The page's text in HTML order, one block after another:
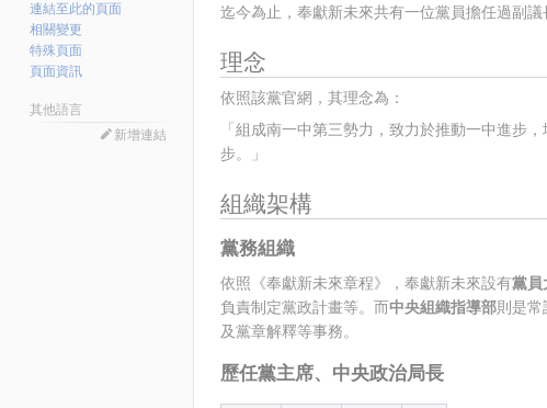
迄今為止，奉獻新未來共有一位黨員擔任過副議
理念
依照該黨官網，其理念為：
「組成南一中第三勢力，致力於推動一中進步
步。」
組織架構
黨務組織
依照《奉獻新未來章程》，奉獻新未來設有黨員
負責制定黨政計畫等。而中央組織指導部則是常
及黨章解釋等事務。
歷任黨主席、中央政治局長
連結至此的頁面
相關變更
特殊頁面
頁面資訊
其他語言
新增連結